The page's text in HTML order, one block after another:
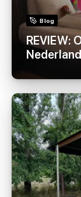
Blog
REVIEW: